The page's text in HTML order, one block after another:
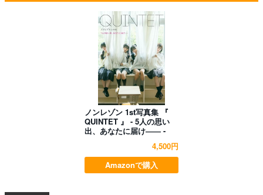
ノンレゾン 1st写真集 『
QUINTET 』 - 5人の思い
出、あなたに届け―― -
4,500円
Amazonで購入